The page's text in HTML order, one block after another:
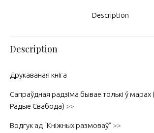
Description
Description
Друкаваная кніга
Сапраўдная радзіма бывае толькі ў
Радыё Свабода) >>
Водгук ад “Кніжных размоваў” >>